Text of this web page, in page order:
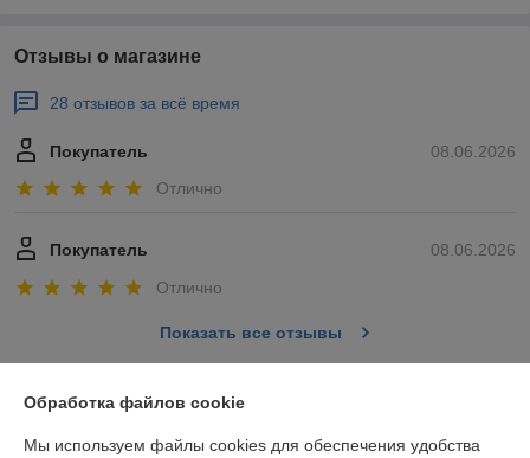
Отзывы о магазине
28 отзывов за всё время
08.06.2026
Покупатель
Отлично
08.06.2026
Покупатель
Отлично
Показать все отзывы
О нас
Обработка файлов cookie
Мы используем файлы cookies для обеспечения удобства